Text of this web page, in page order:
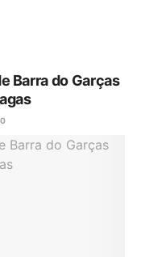
Barra do Garças
0